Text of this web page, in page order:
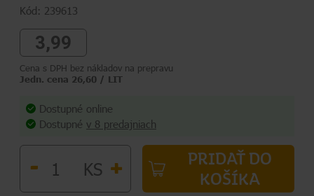
Kód: 239613
3,99
Cena s DPH bez nákladov na prepravu
Jedn. cena 26,60 / LIT
Dostupné online
Dostupné v 8 predajniach
- KS +
PRIDAŤ DO
KOŠÍKA